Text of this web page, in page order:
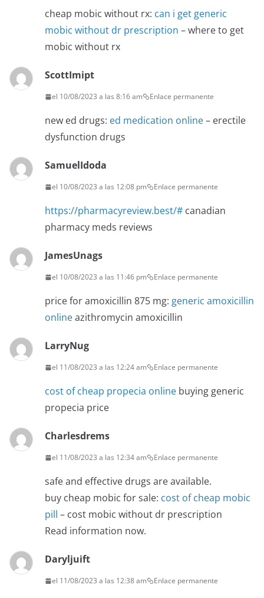
cheap mobic without rx: can i get generic
mobic without dr prescription – where to get
mobic without rx
ScottImipt
el 10/08/2023 a las 8:16 am Enlace permanente
new ed drugs: ed medication online– erectile
dysfunction drugs
SamuelIdoda
el 10/08/2023 a las 12:08 pm Enlace permanente
https://pharmacyreview.best/# canadian
pharmacy meds reviews
JamesUnags
el 10/08/2023 a las 11:46 pm Enlace permanente
price for amoxicillin 875 mg: generic amoxicillin
onlineazithromycin amoxicillin
LarryNug
el 11/08/2023 a las 12:24 am Enlace permanente
cost of cheap propecia online buying generic
propecia price
Charlesdrems
el 11/08/2023 a las 12:34 am Enlace permanente
safe and effective drugs are available.
buy cheap mobic for sale: cost of cheap mobic
pill – cost mobic without dr prescription
Read information now.
Daryljuift
el 11/08/2023 a las 12:38 am Enlace permanente